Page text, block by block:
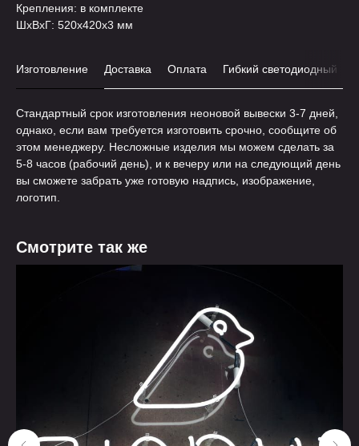
Крепления: в комплекте
ШxВxГ: 520x420x3 мм
Изготовление Доставка Оплата Гибкий светодиодный
Стандартный срок изготовления неоновой вывески 3-7 дней,
однако, если вам требуется изготовить срочно, сообщите об
этом менеджеру. Несложные изделия мы можем сделать за
5-8 часов (рабочий день), и к вечеру или на следующий день
вы сможете забрать уже готовую надпись, изображение,
логотип.
Смотрите так же